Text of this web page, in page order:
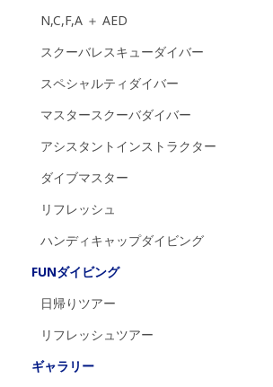
N,C,F,A ＋ AED
スクーバレスキューダイバー
スペシャルティダイバー
マスタースクーバダイバー
アシスタントインストラクター
ダイブマスター
リフレッシュ
ハンディキャップダイビング
FUNダイビング
日帰りツアー
リフレッシュツアー
ギャラリー